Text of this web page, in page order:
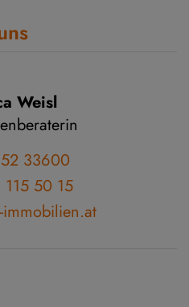
Weisl
33600
50 15
immobilien.at